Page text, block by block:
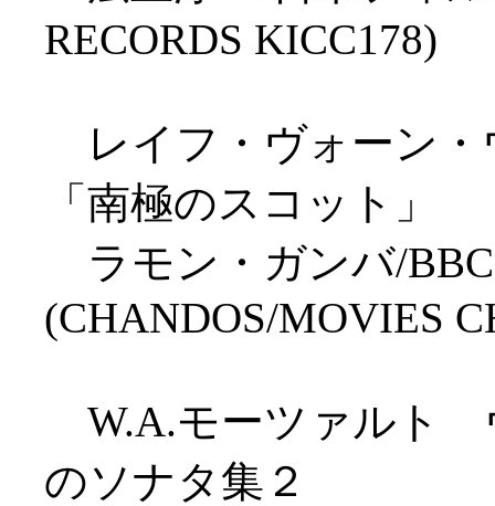
RECORDS KICC178)
レイフ・ヴォーン
「南極のスコット」
ラモン・ガンバ/
(CHANDOS/MOVIES
W.A.モーツァルト
のソナタ集２